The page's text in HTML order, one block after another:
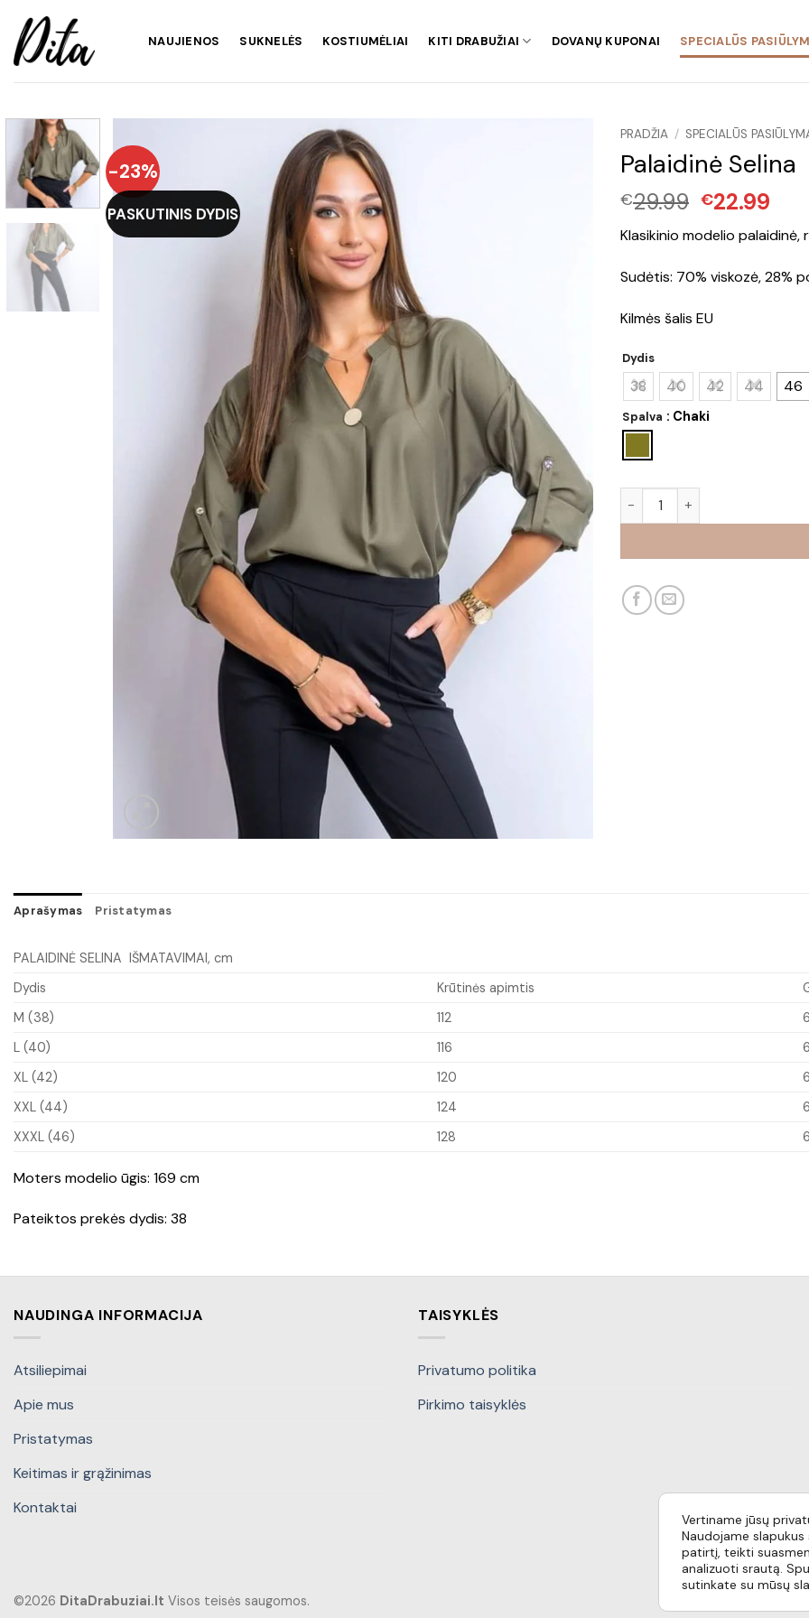
content
NAUJIENOS SUKNELĖS KOSTIUMĖLIAI KITI DRABUŽIAI DOVANŲ KUPONAI SPECIALŪS
-23%
PASKUTINIS DYDIS
PRADŽIA / SPECIALŪS
Palaidinė Selina
€29.99 Original
price
was:
€29.99.
€22.99
price
is:
Klasikinio modelio
Sudėtis: 70% viskozė, 28%
Kilmės šalis EU
Dydis
38 40 42 44 46
Spalva : Chaki
produkto kiekis: Palaidinė
Aprašymas Pristatymas
PALAIDINĖ SELINA IŠMATAVIMAI, cm
Dydis
Krūtinės apimtis
M (38)
112
L (40)
116
XL (42)
120
XXL (44)
124
XXXL (46)
128
Moters modelio ūgis: 169 cm
Pateiktos prekės dydis: 38
NAUDINGA INFORMACIJA
Atsiliepimai
Apie mus
Pristatymas
Keitimas ir grąžinimas
Kontaktai
TAISYKLĖS
Privatumo politika
Pirkimo taisyklės
©2026 DitaDrabuziai.lt Visos teisės saugomos.
Vertiname jūsų
Naudojame
patirtį, teikti
analizuoti srautą.
sutinkate su mūsų